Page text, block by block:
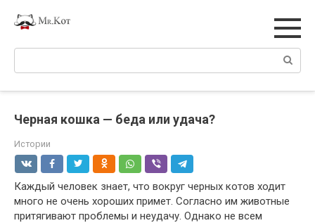
Поиск:
Черная кошка — беда или удача?
Истории
Каждый человек знает, что вокруг черных котов ходит
много не очень хороших примет. Согласно им животные
притягивают проблемы и неудачу. Однако не всем